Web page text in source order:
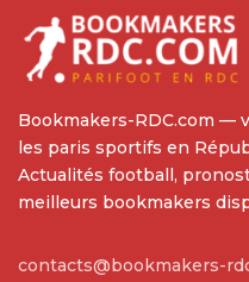
Bookmakers-RDC.com —
les paris sportifs en
Actualités football,
meilleurs bookmakers
contacts@bookmakers-